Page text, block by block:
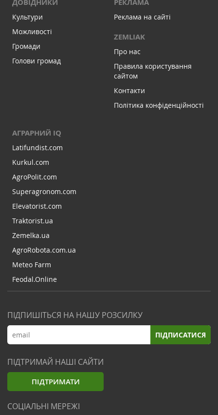
ДОВІДНИКИ
Культури
Можливості
Громади
Голови громад
РЕКЛАМА
Реклама на сайті
ZEMLIAK
Про нас
Правила користування
сайтом
Контакти
Політика конфіденційності
АГРАРНИЙ IQ
Latifundist.com
Kurkul.com
AgroPolit.com
Superagronom.com
Elevatorist.com
Traktorist.ua
Zemelka.ua
AgroRobota.com.ua
Meteo Farm
Feodal.Online
ПІДПИШІТЬСЯ НА НАШУ РОЗСИЛКУ
ПІДПИСАТИСЯ
ПІДТРИМАЙ НАШІ САЙТИ
ПІДТРИМАТИ
СОЦІАЛЬНІ МЕРЕЖІ